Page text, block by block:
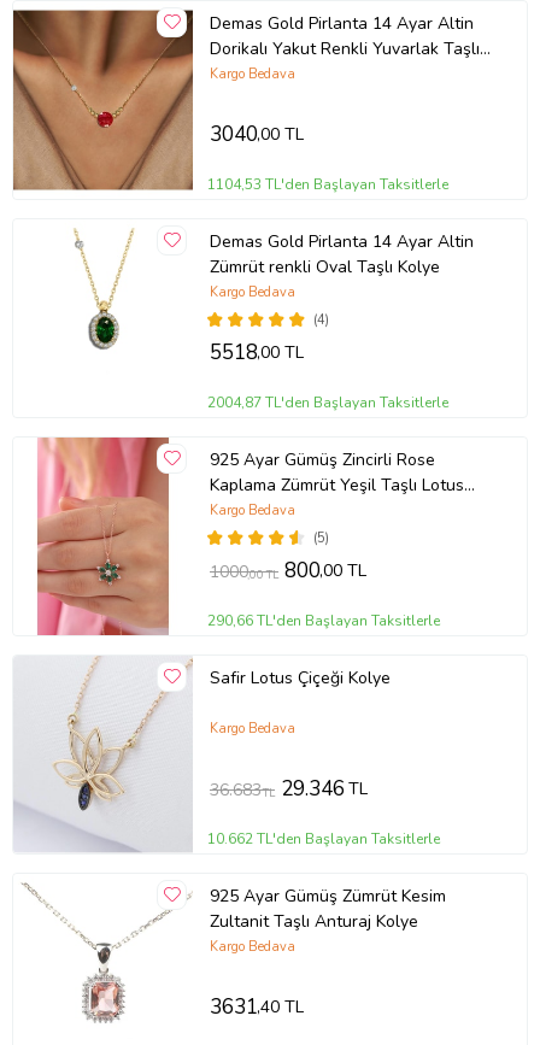
Demas Gold Pirlanta 14 Ayar Altin
Dorikalı Yakut Renkli Yuvarlak Taşlı
Kolye (Sarı)
Kargo Bedava
3040,00 TL
1104,53 TL'den Başlayan Taksitlerle
Demas Gold Pirlanta 14 Ayar Altin
Zümrüt renkli Oval Taşlı Kolye
(4)
Kargo Bedava
5518,00 TL
2004,87 TL'den Başlayan Taksitlerle
925 Ayar Gümüş Zincirli Rose
Kaplama Zümrüt Yeşil Taşlı Lotus
Kamelya Çiçeği Kolye
(5)
Kargo Bedava
1000,00 TL 800,00 TL
290,66 TL'den Başlayan Taksitlerle
Safir Lotus Çiçeği Kolye
Kargo Bedava
36.683TL 29.346TL
10.662 TL'den Başlayan Taksitlerle
925 Ayar Gümüş Zümrüt Kesim
Zultanit Taşlı Anturaj Kolye
Kargo Bedava
3631,40 TL